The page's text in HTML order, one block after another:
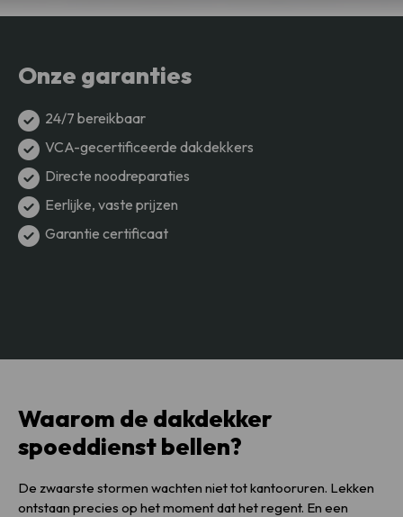
Onze garanties
24/7 bereikbaar
VCA-gecertificeerde dakdekkers
Directe noodreparaties
Eerlijke, vaste prijzen
Garantie certificaat
Waarom de dakdekker
spoeddienst bellen?
De zwaarste stormen wachten niet tot kantooruren. Lekken
ontstaan precies op het moment dat het regent. En een